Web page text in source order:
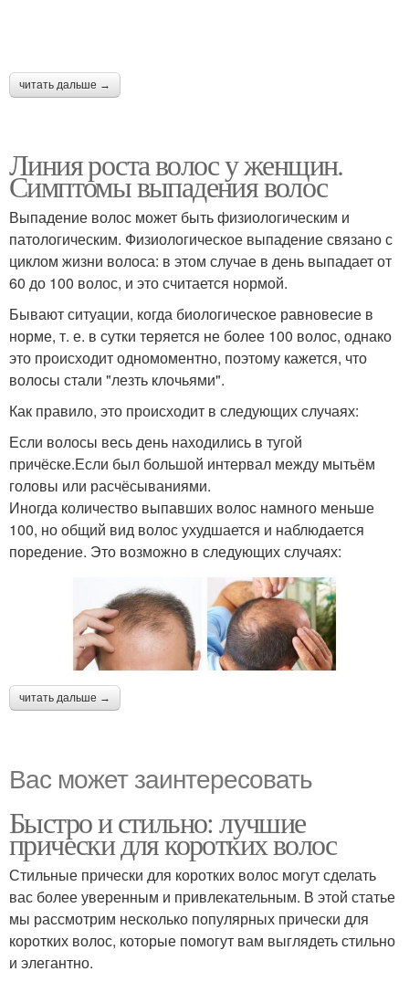
читать дальше →
Линия роста волос у женщин.
Симптомы выпадения волос
Выпадение волос может быть физиологическим и
патологическим. Физиологическое выпадение связано с
циклом жизни волоса: в этом случае в день выпадает от
60 до 100 волос, и это считается нормой.
Бывают ситуации, когда биологическое равновесие в
норме, т. е. в сутки теряется не более 100 волос, однако
это происходит одномоментно, поэтому кажется, что
волосы стали "лезть клочьями".
Как правило, это происходит в следующих случаях:
Если волосы весь день находились в тугой
причёске.Если был большой интервал между мытьём
головы или расчёсываниями.
Иногда количество выпавших волос намного меньше
100, но общий вид волос ухудшается и наблюдается
поредение. Это возможно в следующих случаях:
читать дальше →
Вас может заинтересовать
Быстро и стильно: лучшие
прически для коротких волос
Стильные прически для коротких волос могут сделать
вас более уверенным и привлекательным. В этой статье
мы рассмотрим несколько популярных прически для
коротких волос, которые помогут вам выглядеть стильно
и элегантно.